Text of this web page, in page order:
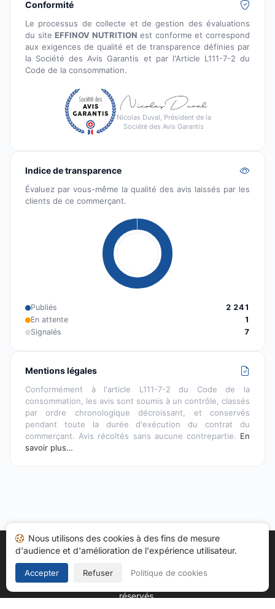
Conformité
Le processus de collecte et de gestion des évaluations
du siteEFFINOV NUTRITION est conforme et correspond
aux exigences de qualité et de transparence définies par
la Société des Avis Garantis et par l'Article L111-7-2 du
Code de la consommation.
Nicolas Duval, Président de la
Société des Avis Garantis
Indice de transparence
Évaluez par vous-même la qualité des avis laissés par les
clients de ce commerçant.
Publiés
2 241
En attente
1
Signalés
7
Mentions légales
Conformément à l'article L111-7-2 du Code de la
consommation, les avis sont soumis à un contrôle, classés
par ordre chronologique décroissant, et conservés
pendant toute la durée d'exécution du contrat du
commerçant. Avis récoltés sans aucune contrepartie. En
savoir plus…
Accueil Mes avis Catégories CGU
Cookies
Politique de confidentialité
Copyright © 2026
réservés.
Nous utilisons des cookies à des fins de mesure
d'audience et d'amélioration de l'expérience utilisateur.
Accepter Refuser Politique de cookies